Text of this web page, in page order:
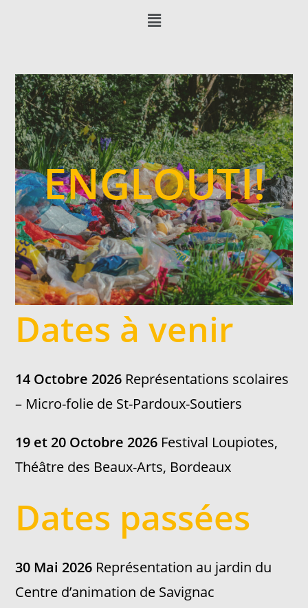
ENGLOUTI!
Dates à venir
14 Octobre 2026 Représentations scolaires
– Micro-folie de St-Pardoux-Soutiers
19 et 20 Octobre 2026 Festival Loupiotes,
Théâtre des Beaux-Arts, Bordeaux
Dates passées
30 Mai 2026 Représentation au jardin du
Centre d’animation de Savignac